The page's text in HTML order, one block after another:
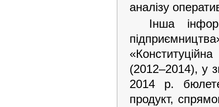
аналізу
Інша
(2012–2014), у
2014 р.
продукт,